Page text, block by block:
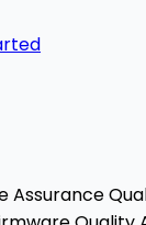
Assurance